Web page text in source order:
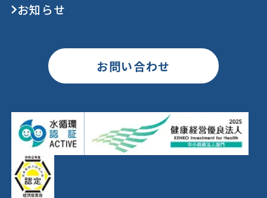
お知らせ
お問い合わせ